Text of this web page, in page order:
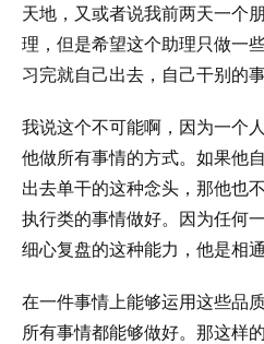
天地，又或者说我前两天一个
理，但是希望这个助理只做一
习完就自己出去，自己干别的事
我说这个不可能啊，因为一个
他做所有事情的方式。如果他
出去单干的这种念头，那他也
执行类的事情做好。因为任何
细心复盘的这种能力，他是相通
在一件事情上能够运用这些品
所有事情都能够做好。那这样